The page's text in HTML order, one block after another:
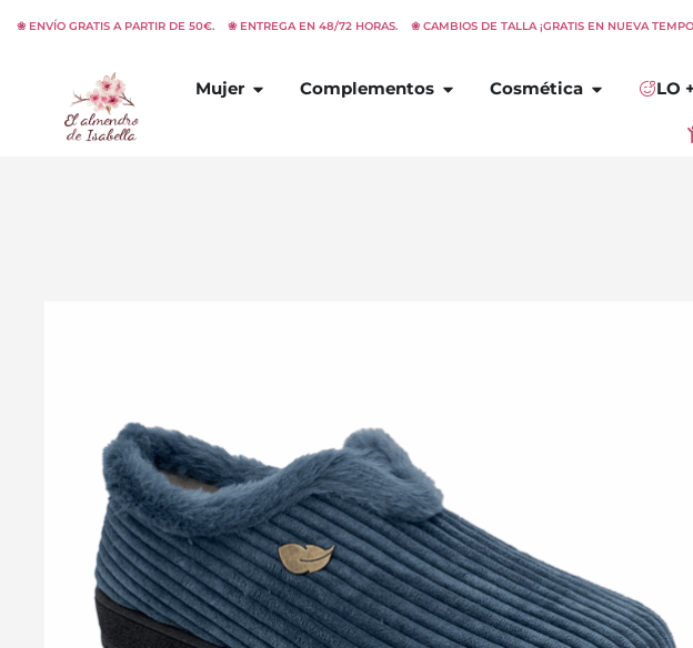
❀ ENVÍO GRATIS A PARTIR DE 50€. ❀ ENTREGA EN 48/72 HORAS. ❀ CAMBIOS DE TALLA ¡GRATIS EN NUEVA
Mujer Abrir Mujer
Complementos Abrir Complementos
Cosmética Abrir LO